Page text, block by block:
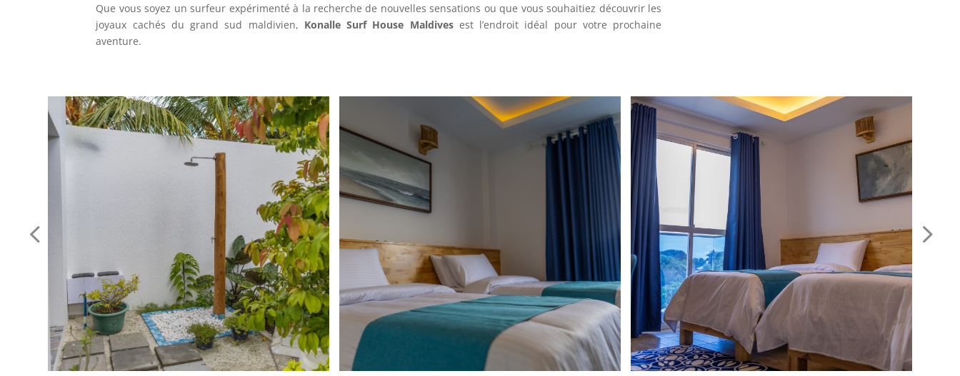
Que vous soyez un surfeur expérimenté à la recherche de nouvelles sensations ou que vous souhaitiez découvrir les
joyaux cachés du grand sud maldivien, Konalle Surf House Maldivesest l’endroit idéal pour votre prochaine
aventure.